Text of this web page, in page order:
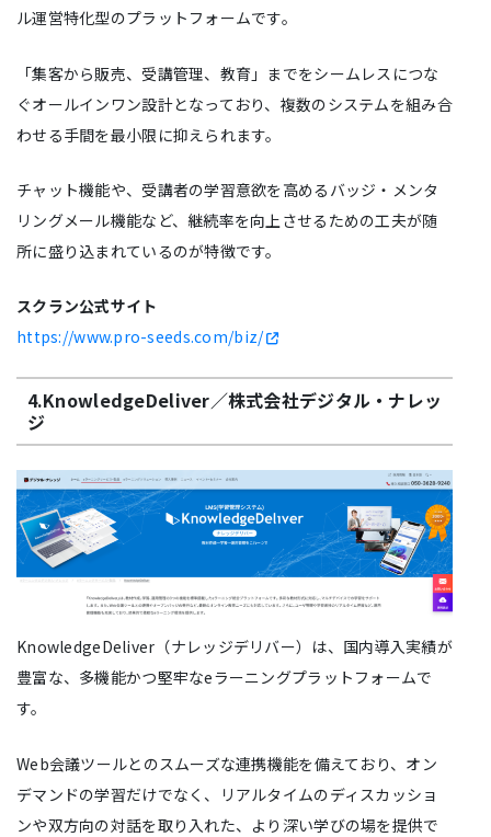
ル運営特化型のプラットフォームです。
「集客から販売、受講管理、教育」までをシームレスにつな
ぐオールインワン設計となっており、複数のシステムを組み合
わせる手間を最小限に抑えられます。
チャット機能や、受講者の学習意欲を高めるバッジ・メンタ
リングメール機能など、継続率を向上させるための工夫が随
所に盛り込まれているのが特徴です。
スクラン公式サイト
https://www.pro-seeds.com/biz/
4.KnowledgeDeliver／株式会社デジタル・ナレッ
ジ
KnowledgeDeliver（ナレッジデリバー）は、国内導入実績が
豊富な、多機能かつ堅牢なeラーニングプラットフォームで
す。
Web会議ツールとのスムーズな連携機能を備えており、オン
デマンドの学習だけでなく、リアルタイムのディスカッショ
ンや双方向の対話を取り入れた、より深い学びの場を提供で